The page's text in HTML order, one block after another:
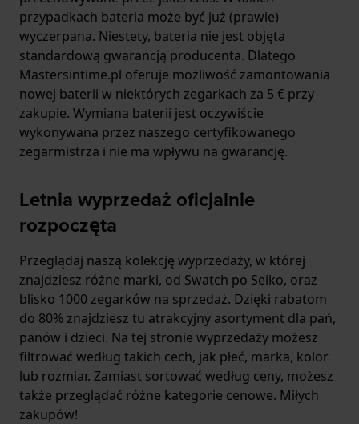
przypadkach bateria może być już (prawie)
wyczerpana. Niestety, bateria nie jest objęta
standardową gwarancją producenta. Dlatego
Mastersintime.pl oferuje możliwość zamontowania
nowej baterii w niektórych zegarkach za 5 € przy
zakupie. Wymiana baterii jest oczywiście
wykonywana przez naszego certyfikowanego
zegarmistrza i nie ma wpływu na gwarancję.
Letnia wyprzedaż oficjalnie
rozpoczęta
Przeglądaj naszą kolekcję wyprzedaży, w której
znajdziesz różne marki, od Swatch po Seiko, oraz
blisko 1000 zegarków na sprzedaż. Dzięki rabatom
do 80% znajdziesz tu atrakcyjny asortyment dla pań,
panów i dzieci. Na tej stronie wyprzedaży możesz
filtrować według takich cech, jak płeć, marka, kolor
lub rozmiar. Zamiast sortować według ceny, możesz
także przeglądać różne kategorie cenowe. Miłych
zakupów!